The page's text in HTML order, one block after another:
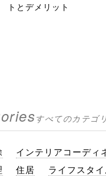
トとデメリット
すべてのカテゴ
インテリアコーディ
住居 ライフスタ